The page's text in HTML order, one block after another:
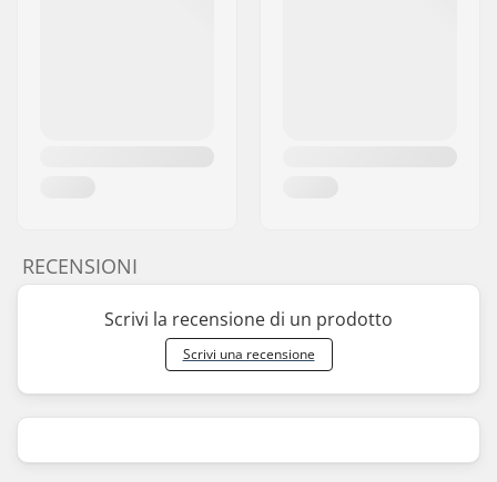
RECENSIONI
Scrivi la recensione di un prodotto
Scrivi una recensione